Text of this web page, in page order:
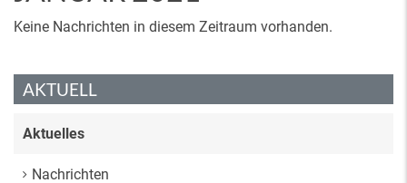
Keine Nachrichten in diesem Zeitraum vorhanden.
AKTUELL
Aktuelles
Nachrichten